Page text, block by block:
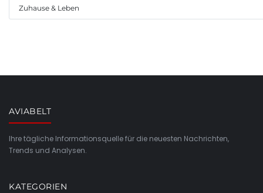
Zuhause & Leben
AVIABELT
Ihre tägliche Informationsquelle für die neuesten Nachrichten,
Trends und Analysen.
KATEGORIEN